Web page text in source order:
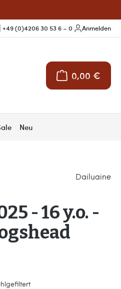
+49 (0)4206 30 53 6 – 0 Anmelden
0,00 €
Warenkorb
Neu
Dailuaine
- 16 y.o. -